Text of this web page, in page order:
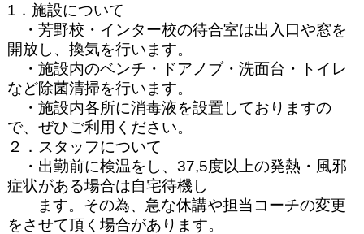
1 ．施設について
・芳野校・インター校の待合室は出入口や窓を
開放し、換気を行います。
・施設内のベンチ・ドアノブ・洗面台・トイレ
など除菌清掃を行います。
・施設内各所に消毒液を設置しておりますの
で、ぜひご利用ください。
２．スタッフについて
・出勤前に検温をし、 37,5度以上の発熱・風邪
症状がある場合は自宅待機し
ます。その為、急な休講や担当コーチの変更
をさせて頂く場合があります。